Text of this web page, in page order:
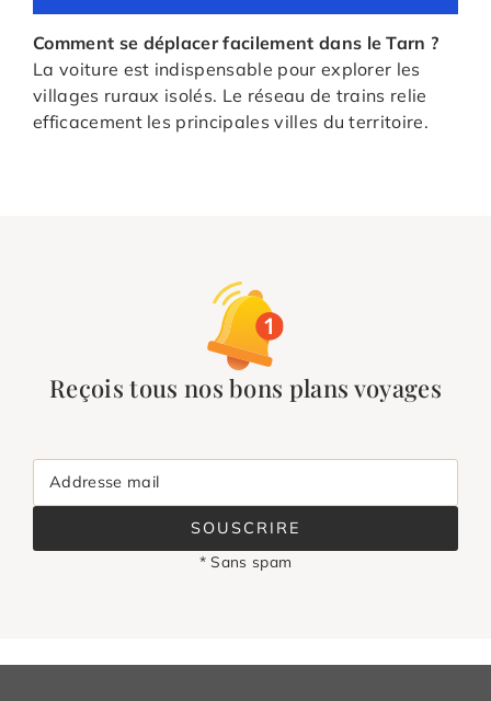
Comment se déplacer facilement dans le Tarn ?
La voiture est indispensable pour explorer les
villages ruraux isolés. Le réseau de trains relie
efficacement les principales villes du territoire.
Reçois tous nos bons plans voyages
Addresse mail
SOUSCRIRE
* Sans spam